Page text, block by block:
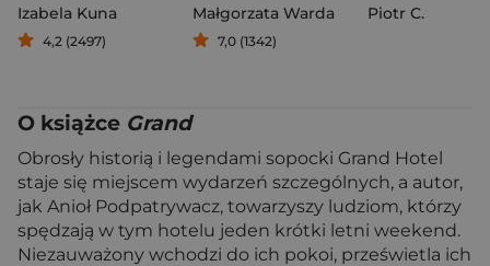
Izabela Kuna
4,2 (2497)
Małgorzata Warda
7,0 (1342)
Piotr C.
O książce Grand
Obrosły historią i legendami sopocki Grand Hotel
staje się miejscem wydarzeń szczególnych, a autor,
jak Anioł Podpatrywacz, towarzyszy ludziom, którzy
spędzają w tym hotelu jeden krótki letni weekend.
Niezauważony wchodzi do ich pokoi, prześwietla ich